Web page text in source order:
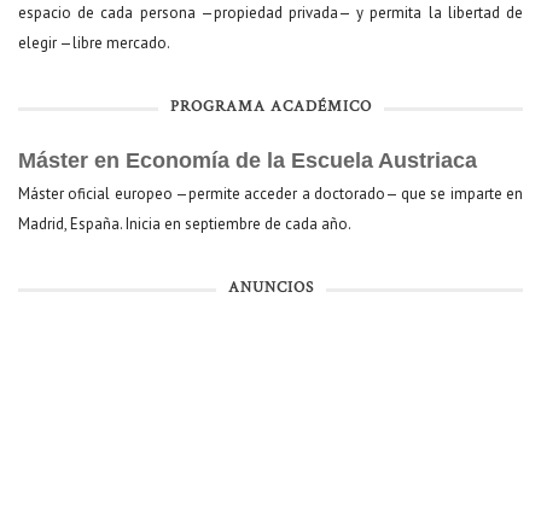
espacio de cada persona —propiedad privada— y permita la libertad de
elegir —libre mercado.
PROGRAMA ACADÉMICO
Máster en Economía de la Escuela Austriaca
Máster oficial europeo —permite acceder a doctorado— que se imparte en
Madrid, España. Inicia en septiembre de cada año.
ANUNCIOS